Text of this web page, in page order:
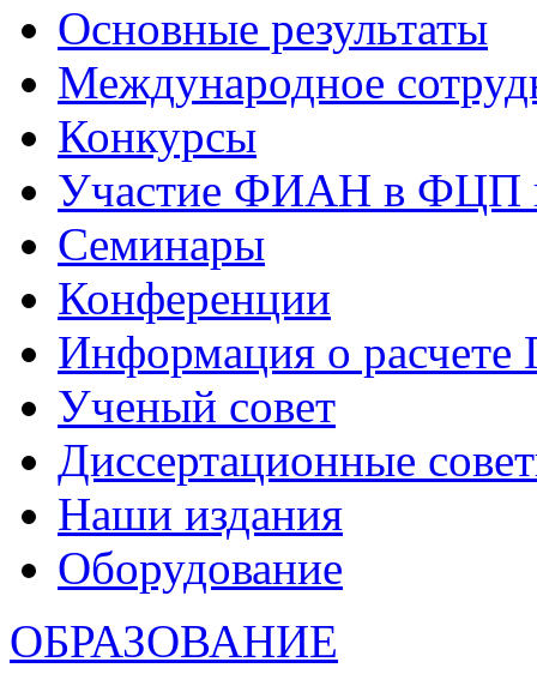
Основные результаты
Международное
Конкурсы
Участие ФИАН в ФЦП
Семинары
Конференции
Информация о
Ученый совет
Диссертационные
Наши издания
Оборудование
ОБРАЗОВАНИЕ